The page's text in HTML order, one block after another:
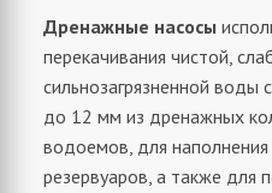
Дренажные насосы
перекачивания чистой,
сильнозагрязненной
до 12 мм из дренажных
водоемов, для
резервуаров, а также для